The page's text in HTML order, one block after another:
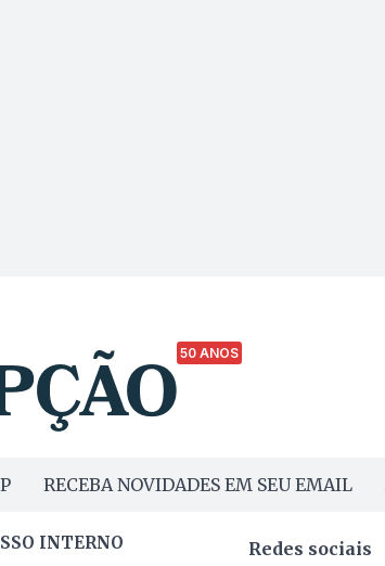
50 ANOS
RECEBA NOVIDADES EM SEU EMAIL
INTERNO Redes sociais